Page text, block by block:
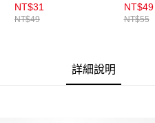
NT$31
NT$49
NT$49
NT$55
詳細說明